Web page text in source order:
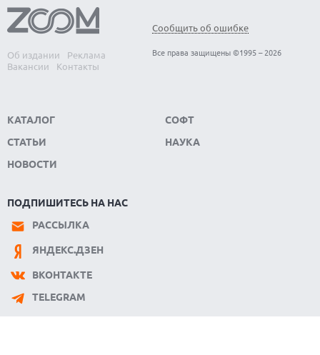
ANTHROPIC РАЗРАБАТЫВАЕТ СОБСТВЕННЫЕ ЧИПЫ ДЛЯ ИИ
08.08.2026
SUNO ВНЕДРЯЕТ ВОДЯНЫЕ ЗНАКИ ДЛЯ AI-ТРЕКОВ НА
ФОНЕ СУДЕБНЫХ РАЗБИРАТЕЛЬСТВ
Об издании
Реклама
Вакансии
Контакты
Сообщить об ошибке
Все права защищены ©1995 – 2026
КАТАЛОГ
СТАТЬИ
НОВОСТИ
СОФТ
НАУКА
ПОДПИШИТЕСЬ НА НАС
РАССЫЛКА
ЯНДЕКС.ДЗЕН
ВКОНТАКТЕ
TELEGRAM